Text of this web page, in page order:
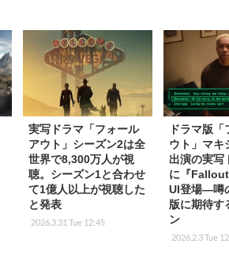
実写ドラマ「フォール
アウト」シーズン2は全
世界で8,300万人が視
聴。シーズン1と合わせ
て1億人以上が視聴した
と発表
2026.3.31 Tue 12:45
ドラマ版
ウト」マキ
出演の実写
に『
UI登場―噂
版に期待す
ン
2026.2.3 Tue